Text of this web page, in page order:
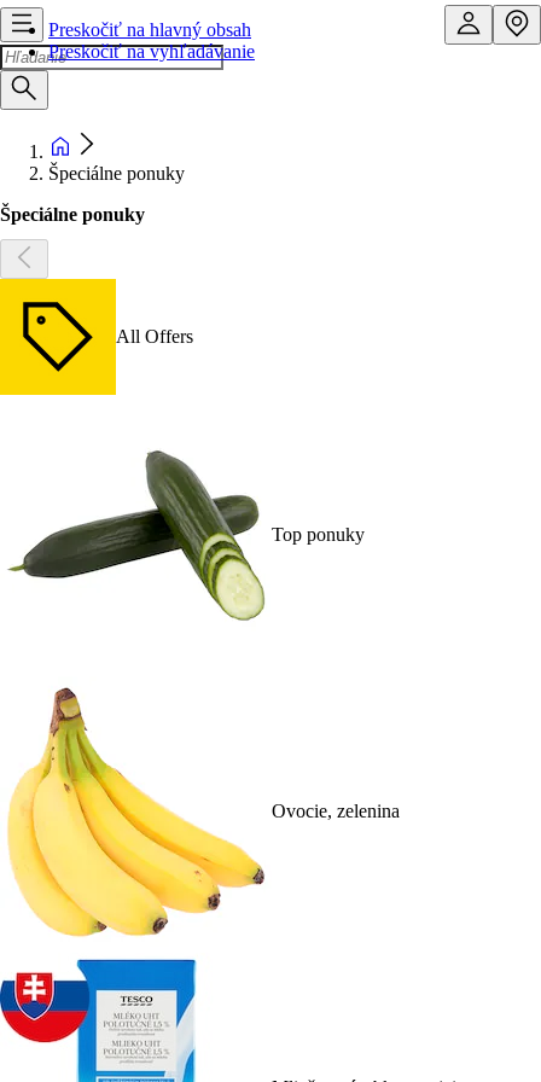
Preskočiť na hlavný obsah
Preskočiť na vyhľadávanie
Špeciálne ponuky
Špeciálne ponuky
All Offers
Top ponuky
Ovocie, zelenina